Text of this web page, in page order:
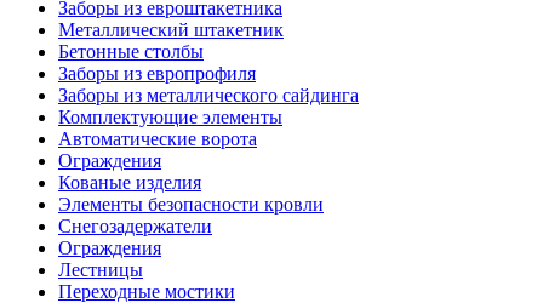
Заборы из евроштакетника
Металлический штакетник
Бетонные столбы
Заборы из европрофиля
Заборы из металлического сайдинга
Комплектующие элементы
Автоматические ворота
Ограждения
Кованые изделия
Элементы безопасности кровли
Снегозадержатели
Ограждения
Лестницы
Переходные мостики